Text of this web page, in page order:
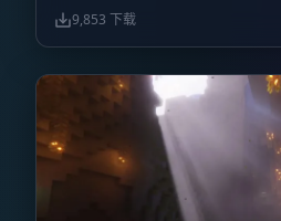
择。9,853 下载